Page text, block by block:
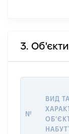
3.
№
ВИД ТА